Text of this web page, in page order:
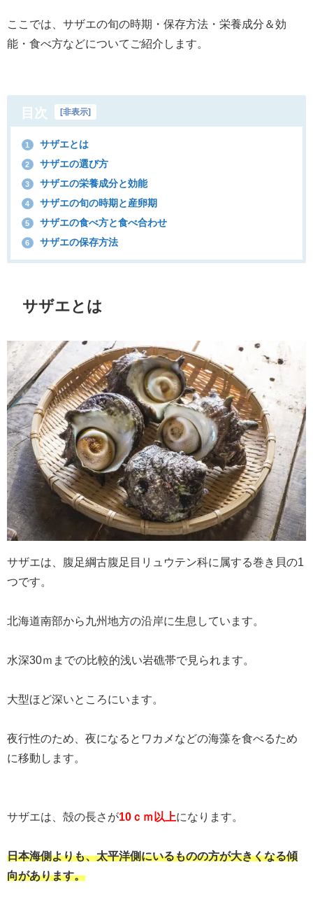
ここでは、サザエの旬の時期・保存方法・栄養成分＆効
能・食べ方などについてご紹介します。
目次 [非表示]
1 サザエとは
2 サザエの選び方
3 サザエの栄養成分と効能
4 サザエの旬の時期と産卵期
5 サザエの食べ方と食べ合わせ
6 サザエの保存方法
サザエとは
サザエは、腹足綱古腹足目リュウテン科に属する巻き貝の1
つです。
北海道南部から九州地方の沿岸に生息しています。
水深30ｍまでの比較的浅い岩礁帯で見られます。
大型ほど深いところにいます。
夜行性のため、夜になるとワカメなどの海藻を食べるため
に移動します。
サザエは、殻の長さが10ｃｍ以上になります。
日本海側よりも、太平洋側にいるものの方が大きくなる傾
向があります。